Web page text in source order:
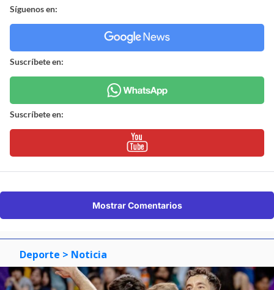
Síguenos en:
Suscríbete en:
Suscríbete en:
Mostrar Comentarios
Deporte > Noticia